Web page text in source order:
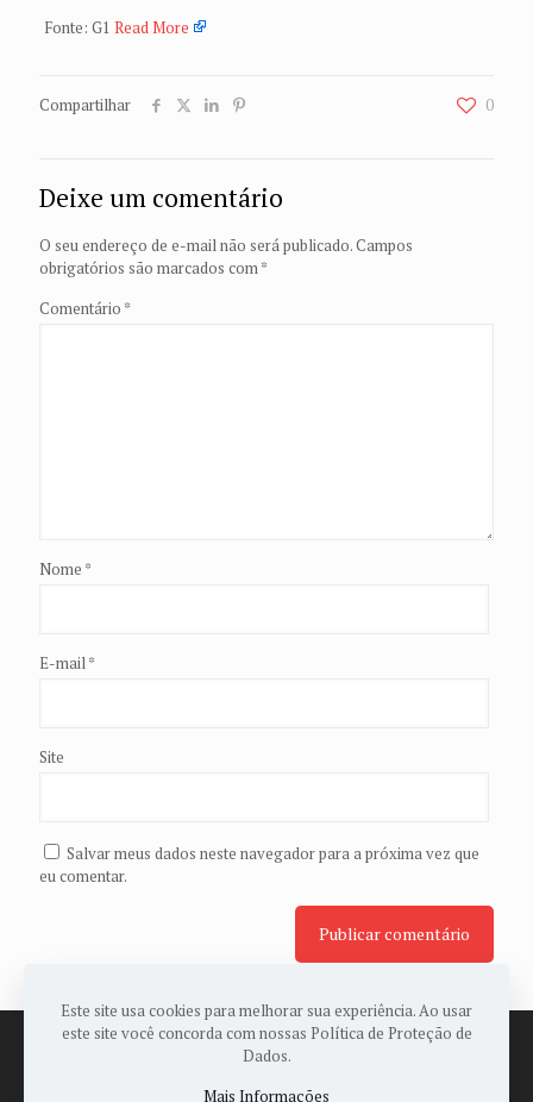
Fonte: G1 Read More
Compartilhar 0
Deixe um comentário
O seu endereço de e-mail não será publicado.Campos
obrigatórios são marcados com*
Comentário *
Nome *
E-mail*
Site
Salvar meus dados neste navegador para a próxima vez que
eu comentar.
Este site usa cookies para melhorar sua experiência. Ao usar
este site você concorda com nossas Política de Proteção de
Dados.
Mais Informações